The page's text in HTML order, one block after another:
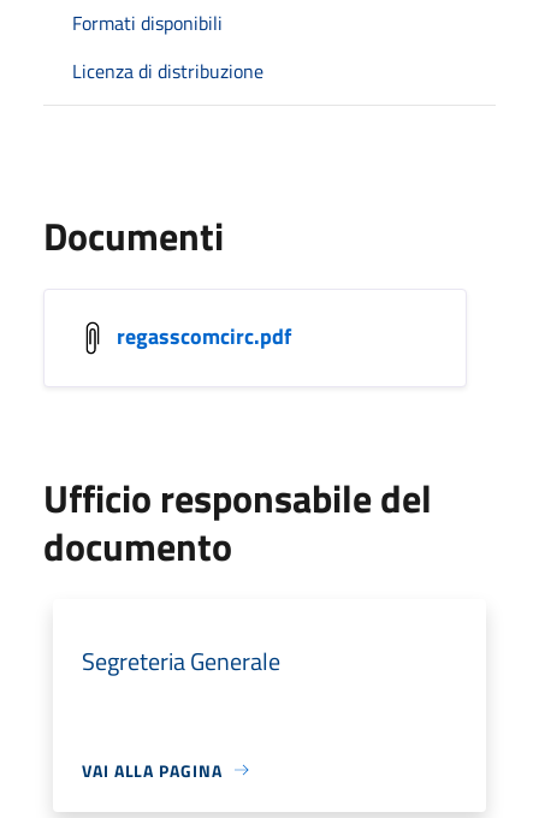
Formati disponibili
Licenza di distribuzione
Documenti
regasscomcirc.pdf
Ufficio responsabile del
documento
Segreteria Generale
VAI ALLA PAGINA